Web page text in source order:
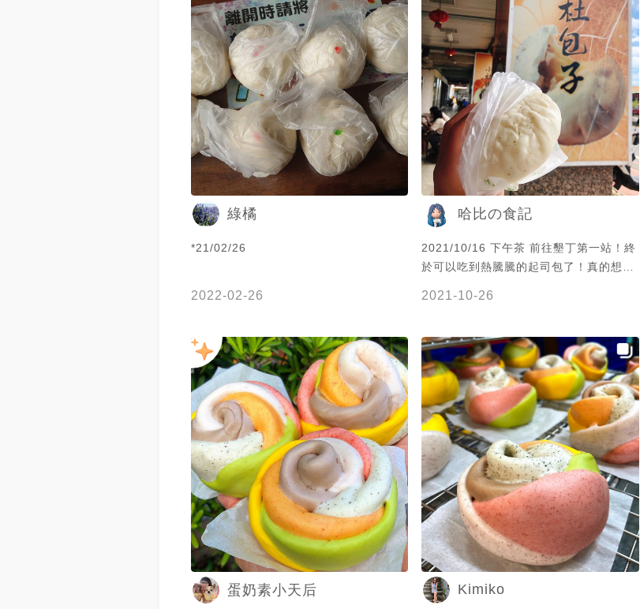
綠橘
*21/02/26
2022-02-26
哈比の食記
2021/10/16 下午茶 前往墾丁第一站！終
於可以吃到熱騰騰的起司包了！真的想了
獅子頭包！ 還多了一些新口味～就沒嚐試
了！ ig爆紅的玫瑰饅頭⋯我還好😅 現場
吃跟買冷凍回家蒸，真的差很多！ 不過很
想吃時，宅配是很好的選擇⋯因為有點遠
呀😅 我還在粉絲頁截圖了價目表，一目
了然😉
2021-10-26
蛋奶素小天后 Kimiko